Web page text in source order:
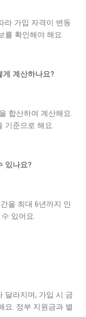
라 가입 자격이 변동
를 확인해야 해요.
계산하나요?
합산하여 계산해요.
기준으로 해요.
있나요?
을 최대 6년까지 인
있어요.
달라지며, 가입 시 금
요. 정부 지원금과 별